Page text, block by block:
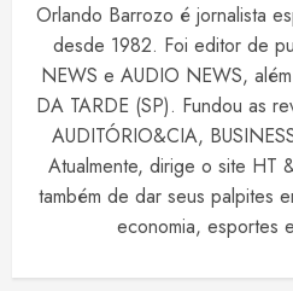
Orlando Barrozo é jornalista
desde 1982. Foi editor de
NEWS e AUDIO NEWS,
DA TARDE (SP). Fundou as
AUDITÓRIO&CIA,
Atualmente, dirige o site HT
também de dar seus palpites
economia, esportes